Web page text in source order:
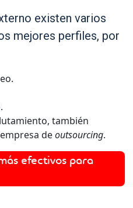
existen varios
mejores perfiles, por
también
deoutsourcing.
efectivos para